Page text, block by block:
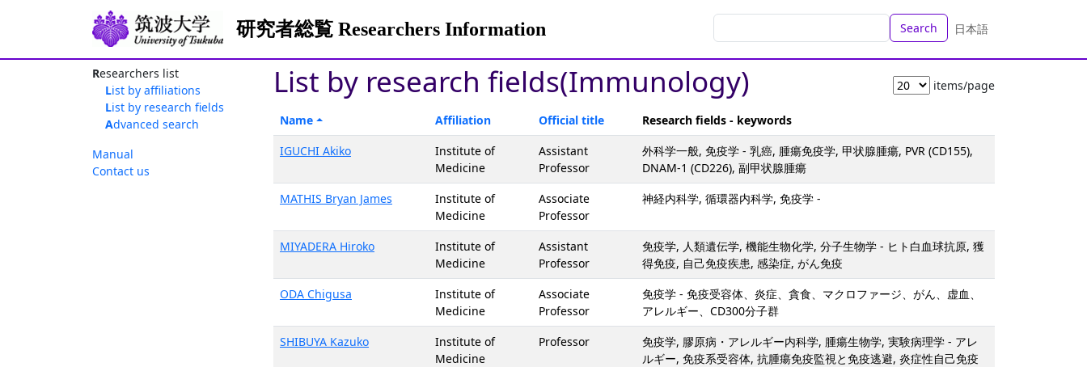
研究者総覧 Researchers Information Search 日本語
Researchers list
List by affiliations
List by research fields
Advanced search
Manual
Contact us
List by research fields(Immunology) items/page
Name Affiliation Official title
Research fields - keywords
IGUCHI Akiko
Institute of
Medicine
Assistant
Professor
外科学一般, 免疫学 - 乳癌, 腫瘍免疫学, 甲状腺腫瘍, PVR (CD155),
DNAM-1 (CD226), 副甲状腺腫瘍
MATHIS Bryan James
Institute of
Medicine
Associate
Professor
神経内科学, 循環器内科学, 免疫学 -
MIYADERA Hiroko
Institute of
Medicine
Assistant
Professor
免疫学, 人類遺伝学, 機能生物化学, 分子生物学 - ヒト白血球抗原, 獲
得免疫, 自己免疫疾患, 感染症, がん免疫
ODA Chigusa
Institute of
Medicine
Associate
Professor
免疫学 - 免疫受容体、炎症、貪食、マクロファージ、がん、虚血、
アレルギー、CD300分子群
SHIBUYA Kazuko
Institute of
Medicine
Professor
免疫学, 膠原病・アレルギー内科学, 腫瘍生物学, 実験病理学 - アレ
ルギー, 免疫系受容体, 抗腫瘍免疫監視と免疫逃避, 炎症性自己免疫